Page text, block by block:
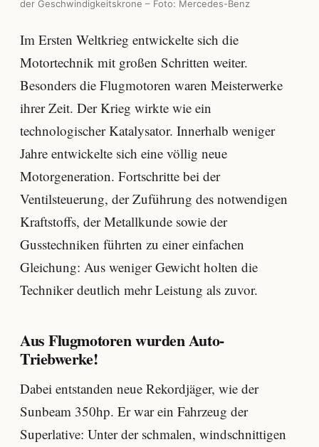
der Geschwindigkeitskrone – Foto: Mercedes-Benz
Im Ersten Weltkrieg entwickelte sich die
Motortechnik mit großen Schritten weiter.
Besonders die Flugmotoren waren Meisterwerke
ihrer Zeit. Der Krieg wirkte wie ein
technologischer Katalysator. Innerhalb weniger
Jahre entwickelte sich eine völlig neue
Motorgeneration. Fortschritte bei der
Ventilsteuerung, der Zuführung des notwendigen
Kraftstoffs, der Metallkunde sowie der
Gusstechniken führten zu einer einfachen
Gleichung: Aus weniger Gewicht holten die
Techniker deutlich mehr Leistung als zuvor.
Aus Flugmotoren wurden Auto-
Triebwerke!
Dabei entstanden neue Rekordjäger, wie der
Sunbeam 350hp. Er war ein Fahrzeug der
Superlative: Unter der schmalen, windschnittigen